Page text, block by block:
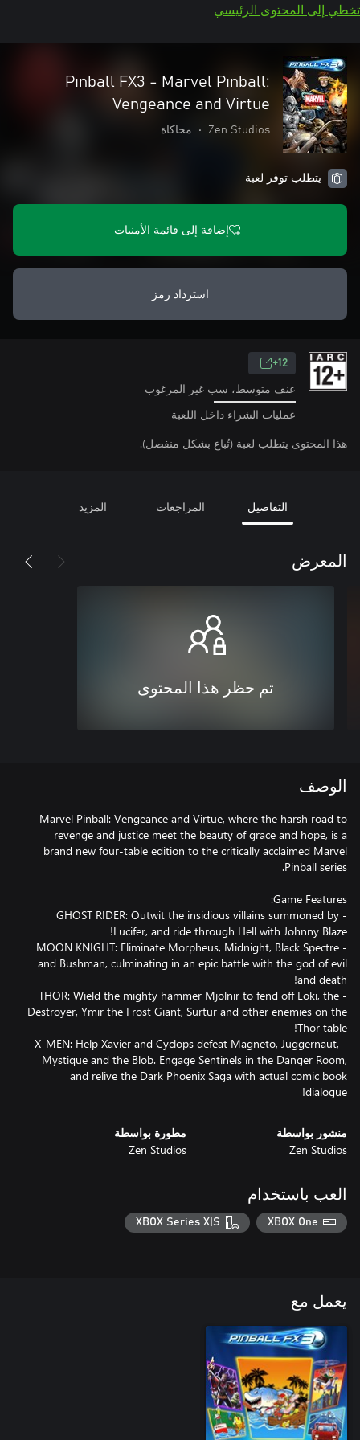
تخطي إلى المحتوى الرئيسي
Pinball FX3 - Marvel Pinball:
Vengeance and Virtue
Zen Studios
• محاكاة
يتطلب توفر لعبة
إضافة إلى قائمة الأمنيات
استرداد رمز
12+
عنف متوسط، سب غير المرغوب
عمليات الشراء داخل اللعبة
هذا المحتوى يتطلب لعبة (تُباع بشكل منفصل).
التفاصيل المراجعات المزيد
المعرض
تم حظر هذا المحتوى
الوصف
Marvel Pinball: Vengeance and Virtue, where the harsh road to
revenge and justice meet the beauty of grace and hope, is a
brand new four-table edition to the critically acclaimed Marvel
- GHOST RIDER: Outwit the insidious villains summoned by
- MOON KNIGHT: Eliminate Morpheus, Midnight, Black Spectre
and Bushman, culminating in an epic battle with the god of evil
- THOR: Wield the mighty hammer Mjolnir to fend off Loki, the
Destroyer, Ymir the Frost Giant, Surtur and other enemies on the
- X-MEN: Help Xavier and Cyclops defeat Magneto, Juggernaut,
Mystique and the Blob. Engage Sentinels in the Danger Room,
and relive the Dark Phoenix Saga with actual comic book
dialogue!
منشور بواسطة
Zen Studios
مطورة بواسطة
Zen Studios
العب باستخدام
XBOX One
XBOX Series X|S
يعمل مع